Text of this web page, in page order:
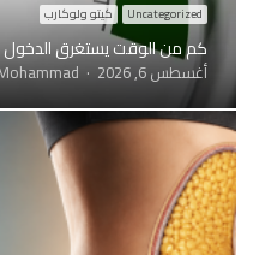
Uncategorized كيتو ولوكارب
كم من الوقت يستغرق الدخول
أغسطس 6, 2026 Author